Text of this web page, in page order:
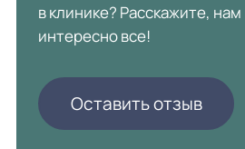
в клинике? Расскажите, нам
интересно все!
Оставить отзыв